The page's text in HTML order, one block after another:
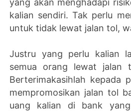
kalian sendiri. Tak perlu
untuk tidak lewat jalan tol,
Justru yang perlu kalian
semua orang lewat jalan
Berterimakasihlah kepada
mempromosikan jalan tol
uang kalian di bank